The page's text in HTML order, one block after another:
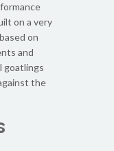
on a very
on
and
goatlings
the